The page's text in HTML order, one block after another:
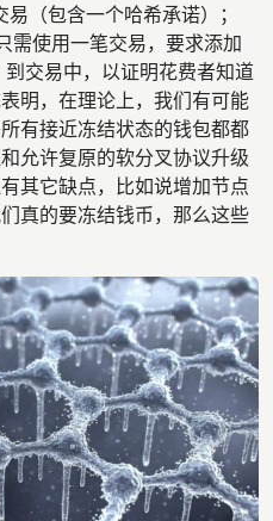
（包含一个哈希承诺）；
需使用一笔交易，要求添加
交易中，以证明花费者知道
明，在理论上，我们有可能
有接近冻结状态的钱包都都
允许复原的软分叉协议升级
其它缺点，比如说增加节点
真的要冻结钱币，那么这些